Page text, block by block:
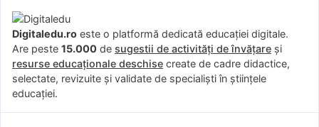
Digitaledu.ro este o platformă dedicată educației digitale.
Are peste 15.000 de sugestii de activități de învățare și
resurse educaționale deschise create de cadre didactice,
selectate, revizuite și validate de specialiști în științele
educației.